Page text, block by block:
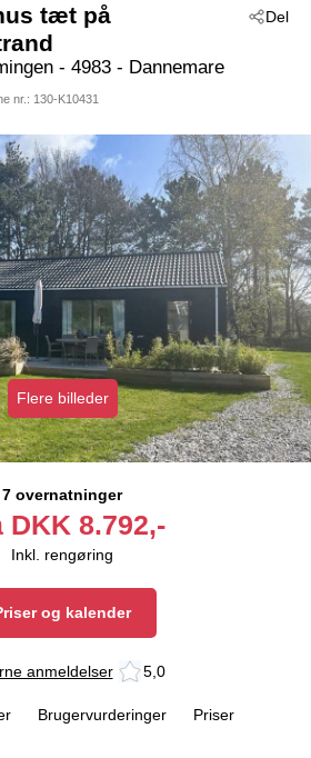
Del
tæt på
- 4983 - Dannemare
nr.: 130-K10431
Flere billeder
7 overnatninger
DKK 8.792,-
Inkl. rengøring
og kalender
anmeldelser 5,0
Brugervurderinger
Priser